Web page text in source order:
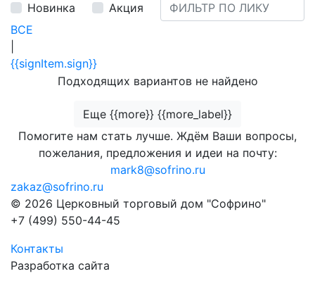
Новинка
Акция
ВСЕ
{{signItem.sign}}
Подходящих вариантов не найдено
Еще {{more}} {{more_label}}
Помогите нам стать лучше. Ждём Ваши вопросы,
пожелания, предложения и идеи на почту:
mark8@sofrino.ru
zakaz@sofrino.ru
© 2026 Церковный торговый дом "Софрино"
+7 (499) 550-44-45
Контакты
Разработка сайта